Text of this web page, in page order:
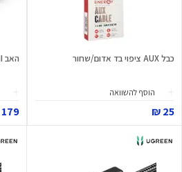
כבל AUX ציפוי בד אדום/שחור
הוסף להשוואה
25 ₪
האב USB-C to 2 Ports USB3.0 HDMI
179 ₪